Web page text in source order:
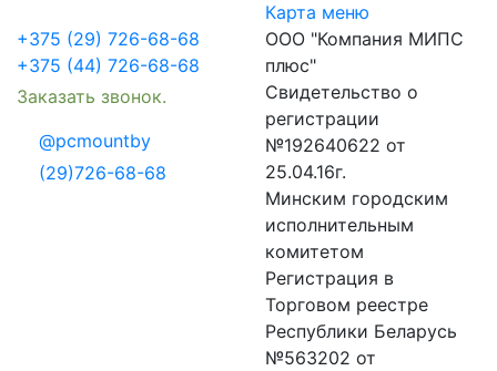
Карта меню
+375 (29) 726-68-68
+375 (44) 726-68-68
Заказать звонок.
@pcmountby
(29)726-68-68
ООО "Компания МИПС
плюс"
Свидетельство о
регистрации
№192640622 от
25.04.16г.
Минским городским
исполнительным
комитетом
Регистрация в
Торговом реестре
Республики Беларусь
№563202 от